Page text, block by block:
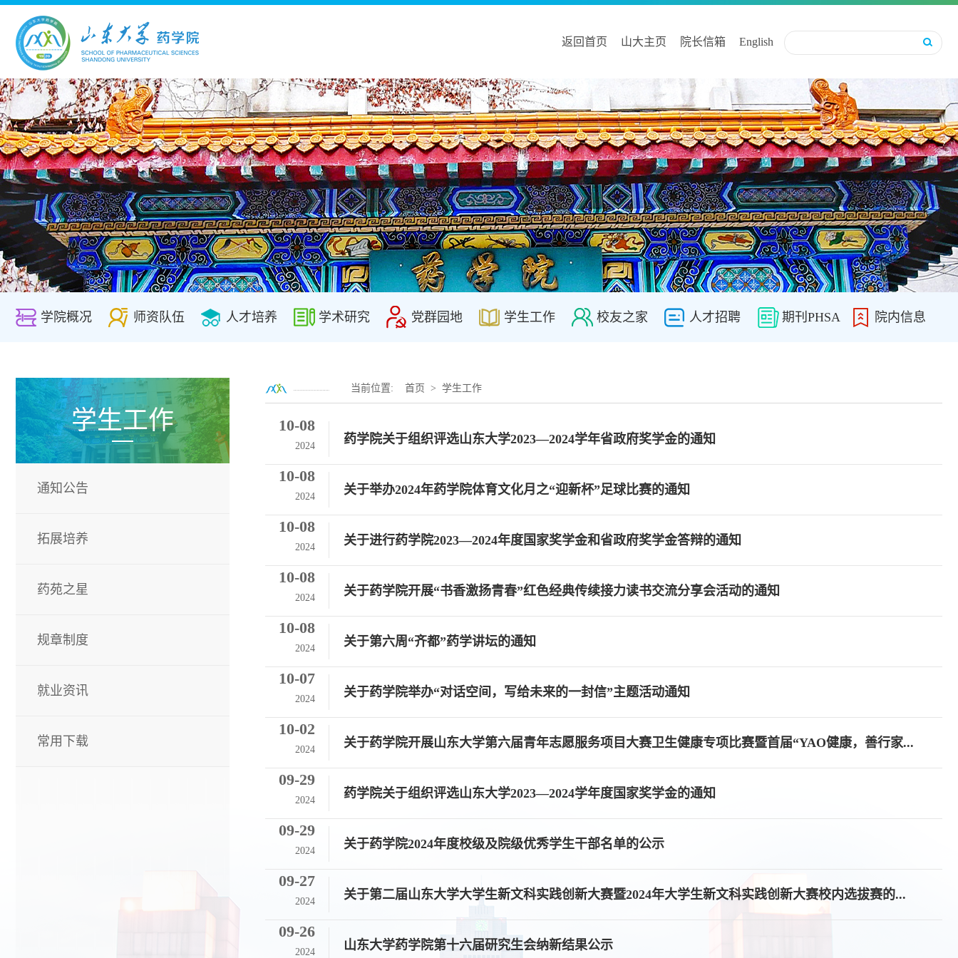
返回首页 山大主页 院长信箱 English
学院概况 师资队伍 人才培养 学术研究 党群园地 学生工作 校友之家 人才招聘 期刊PHSA 院内信息
学生工作
通知公告
拓展培养
药苑之星
规章制度
就业资讯
常用下载
当前位置: 首页 > 学生工作
10-08
2024 药学院关于组织评选山东大学2023—2024学年省政府奖学金的通知
10-08
2024 关于举办2024年药学院体育文化月之“迎新杯”足球比赛的通知
10-08
2024 关于进行药学院2023—2024年度国家奖学金和省政府奖学金答辩的通知
10-08
2024 关于药学院开展“书香激扬青春”红色经典传续接力读书交流分享会活动的通知
10-08
2024 关于第六周“齐都”药学讲坛的通知
10-07
2024 关于药学院举办“对话空间，写给未来的一封信”主题活动通知
10-02
2024 关于药学院开展山东大学第六届青年志愿服务项目大赛卫生健康专项比赛暨首届“YAO健康，善行家...
09-29
2024 药学院关于组织评选山东大学2023—2024学年度国家奖学金的通知
09-29
2024 关于药学院2024年度校级及院级优秀学生干部名单的公示
09-27
2024 关于第二届山东大学大学生新文科实践创新大赛暨2024年大学生新文科实践创新大赛校内选拔赛的...
09-26
2024 山东大学药学院第十六届研究生会纳新结果公示